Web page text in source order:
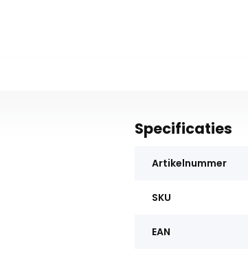
Specificaties
Artikelnummer
SKU
EAN